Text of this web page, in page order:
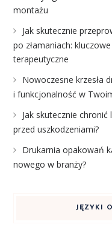
montażu
Jak skutecznie
po złamaniach:
terapeutyczne
Nowoczesne krzesła
i funkcjonalność w
Jak skutecznie
przed uszkodzeniami?
Drukarnia opakowań
nowego w branży?
JĘZYKI